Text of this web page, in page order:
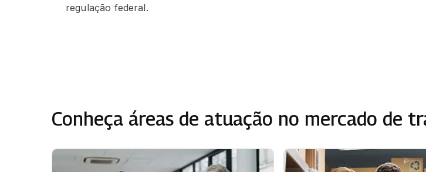
regulação federal.
Conheça áreas de atuação no mercado de